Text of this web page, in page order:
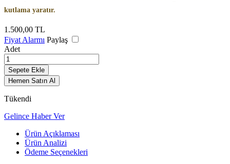
kutlama yaratır.
1.500,00 TL
Fiyat Alarmı Paylaş
Adet
Sepete Ekle
Hemen Satın Al
Tükendi
Gelince Haber Ver
Ürün Açıklaması
Ürün Analizi
Ödeme Seçenekleri